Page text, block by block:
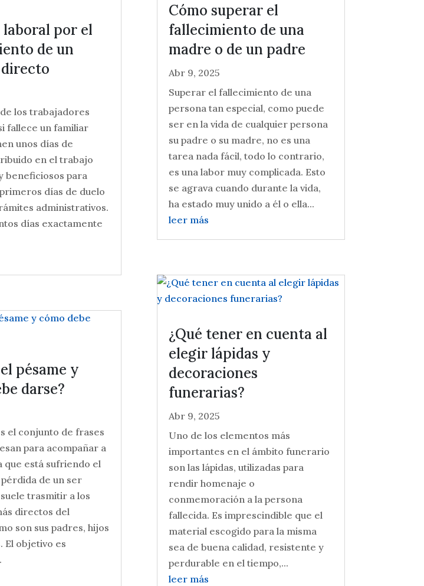
laboral por el
de un
los trabajadores
fallece un familiar
unos días de
en el trabajo
beneficiosos para
días de duelo
administrativos.
días exactamente
pésame y
darse?
el conjunto de frases
para acompañar a
que está sufriendo el
de un ser
trasmitir a los
directos del
son sus padres, hijos
El objetivo es
Cómo superar el
fallecimiento de una
madre o de un padre
Abr 9, 2025
Superar el fallecimiento de una
persona tan especial, como puede
ser en la vida de cualquier persona
su padre o su madre, no es una
tarea nada fácil, todo lo contrario,
es una labor muy complicada. Esto
se agrava cuando durante la vida,
ha estado muy unido a él o ella...
leer más
¿Qué tener en cuenta al
elegir lápidas y
decoraciones
funerarias?
Abr 9, 2025
Uno de los elementos más
importantes en el ámbito funerario
son las lápidas, utilizadas para
rendir homenaje o
conmemoración a la persona
fallecida. Es imprescindible que el
material escogido para la misma
sea de buena calidad, resistente y
perdurable en el tiempo,...
leer más